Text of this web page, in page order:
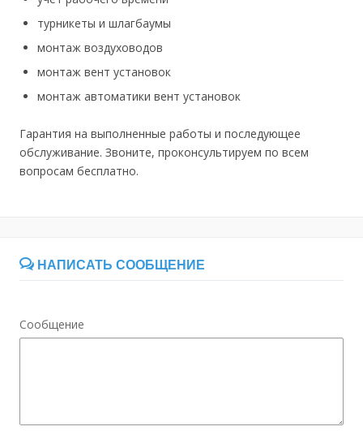
турникеты и шлагбаумы
монтаж воздуховодов
монтаж вент установок
монтаж автоматики вент установок
Гарантия на выполненные работы и последующее
обслуживание. Звоните, проконсультируем по всем
вопросам бесплатно.
НАПИСАТЬ СООБЩЕНИЕ
Сообщение